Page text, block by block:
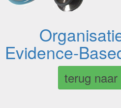
Evidence-
terug